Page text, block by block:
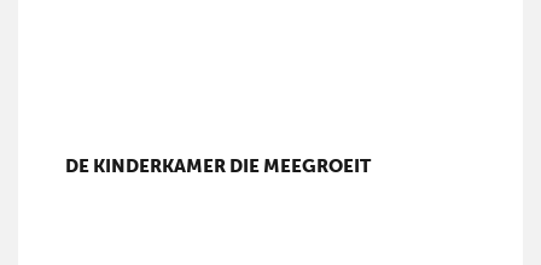
DE KINDERKAMER DIE MEEGROEIT